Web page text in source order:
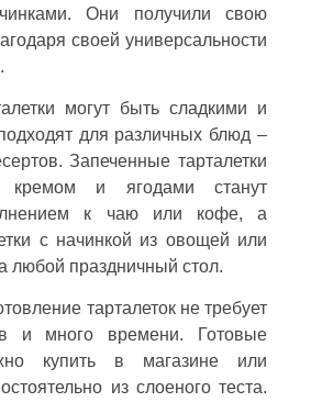
Они получили свою
своей универсальности
могут быть сладкими и
для различных блюд –
Запеченные тарталетки
кремом и ягодами станут
к чаю или кофе, а
с начинкой из овощей или
любой праздничный стол.
тарталеток не требует
и много времени. Готовые
купить в магазине или
из слоеного теста.